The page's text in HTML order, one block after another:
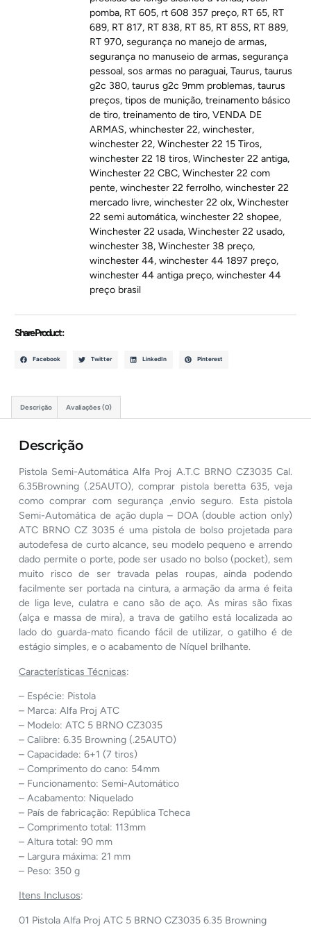
pomba, RT 605, rt 608 357 preço, RT 65, RT
689, RT 817, RT 838, RT 85, RT 85S, RT 889,
RT 970,segurança no manejo de armas,
segurança no manuseio de armas,segurança
pessoal,sos armas no paraguai,Taurus,taurus
g2c 380,taurus g2c 9mm problemas,taurus
preços,tipos de munição,treinamento básico
de tiro,treinamento de tiro,VENDA DE
ARMAS,whinchester 22,winchester,
winchester 22,Winchester 22 15 Tiros,
winchester 22 18 tiros,Winchester 22 antiga,
Winchester 22 CBC,Winchester 22 com
pente,winchester 22 ferrolho,winchester 22
mercado livre,winchester 22 olx,Winchester
22 semi automática,winchester 22 shopee,
Winchester 22 usada,Winchester 22 usado,
winchester 38,Winchester 38 preço,
winchester 44,winchester 44 1897 preço,
winchester 44 antiga preço,winchester 44
preço brasil
Share Product :
Facebook Twitter LinkedIn Pinterest
Descrição Avaliações (0)
Descrição
Pistola Semi-Automática Alfa Proj A.T.C BRNO CZ3035 Cal.
6.35Browning (.25AUTO), comprar pistola beretta 635, veja
como comprar com segurança ,envio seguro. Esta pistola
Semi-Automática de ação dupla – DOA (double action only)
ATC BRNO CZ 3035 é uma pistola de bolso projetada para
autodefesa de curto alcance, seu modelo pequeno e arrendo
dado permite o porte, pode ser usado no bolso (pocket), sem
muito risco de ser travada pelas roupas, ainda podendo
facilmente ser portada na cintura, a armação da arma é feita
de liga leve, culatra e cano são de aço. As miras são fixas
(alça e massa de mira), a trava de gatilho está localizada ao
lado do guarda-mato ficando fácil de utilizar, o gatilho é de
estágio simples, e o acabamento de Níquel brilhante.
Características Técnicas:
– Espécie: Pistola
– Marca: Alfa Proj ATC
– Modelo: ATC 5 BRNO CZ3035
– Calibre: 6.35 Browning (.25AUTO)
– Capacidade: 6+1 (7 tiros)
– Comprimento do cano: 54mm
– Funcionamento: Semi-Automático
– Acabamento: Niquelado
– País de fabricação: República Tcheca
– Comprimento total: 113mm
– Altura total: 90 mm
– Largura máxima: 21 mm
– Peso: 350 g
Itens Inclusos:
01 Pistola Alfa Proj ATC 5 BRNO CZ3035 6.35 Browning